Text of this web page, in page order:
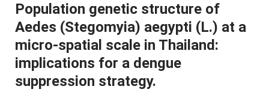
Population genetic structure of
Aedes (Stegomyia) aegypti (L.) at a
micro-spatial scale in Thailand:
implications for a dengue
suppression strategy.